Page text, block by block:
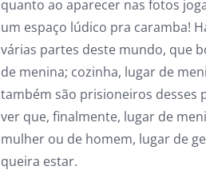
quanto ao aparecer nas fotos
um espaço lúdico pra caramba!
várias partes deste mundo, que
de menina; cozinha, lugar de
também são prisioneiros desses
ver que, finalmente, lugar de
mulher ou de homem, lugar de
queira estar.